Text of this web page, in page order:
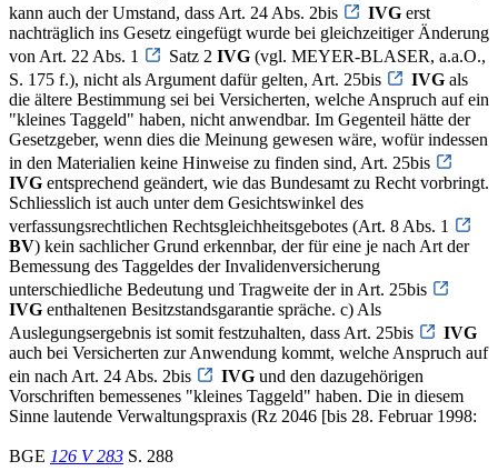
kann auch der Umstand, dass Art. 24 Abs. 2bis
IVG erst
nachträglich ins Gesetz eingefügt wurde bei gleichzeitiger Änderung
von Art. 22 Abs. 1
Satz 2 IVG (vgl. MEYER-BLASER, a.a.O.,
S. 175 f.), nicht als Argument dafür gelten, Art. 25bis
IVG als
die ältere Bestimmung sei bei Versicherten, welche Anspruch auf ein
"kleines Taggeld" haben, nicht anwendbar. Im Gegenteil hätte der
Gesetzgeber, wenn dies die Meinung gewesen wäre, wofür indessen
in den Materialien keine Hinweise zu finden sind, Art. 25bis
IVG entsprechend geändert, wie das Bundesamt zu Recht vorbringt.
Schliesslich ist auch unter dem Gesichtswinkel des
verfassungsrechtlichen Rechtsgleichheitsgebotes (Art. 8 Abs. 1
BV) kein sachlicher Grund erkennbar, der für eine je nach Art der
Bemessung des Taggeldes der Invalidenversicherung
unterschiedliche Bedeutung und Tragweite der in Art. 25bis
IVG enthaltenen Besitzstandsgarantie spräche. c) Als
Auslegungsergebnis ist somit festzuhalten, dass Art. 25bis
IVG
auch bei Versicherten zur Anwendung kommt, welche Anspruch auf
ein nach Art. 24 Abs. 2bis
IVG und den dazugehörigen
Vorschriften bemessenes "kleines Taggeld" haben. Die in diesem
Sinne lautende Verwaltungspraxis (Rz 2046 [bis 28. Februar 1998:
BGE 126 V 283 S. 288